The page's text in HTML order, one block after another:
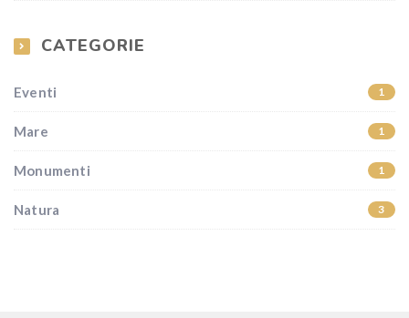
CATEGORIE
Eventi 1
Mare 1
Monumenti 1
Natura 3